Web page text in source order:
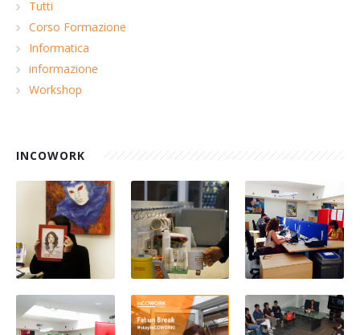
Tutti
Corso Formazione
Informatica
informazione
Workshop
INCOWORK